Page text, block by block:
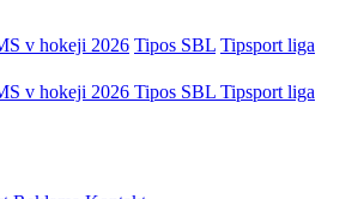
v hokeji 2026 Tipos SBL Tipsport liga
v hokeji 2026 Tipos SBL Tipsport liga